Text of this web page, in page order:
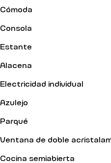
Cómoda
Consola
Estante
Alacena
Electricidad individual
Azulejo
Parqué
Ventana de doble
Cocina semiabierta